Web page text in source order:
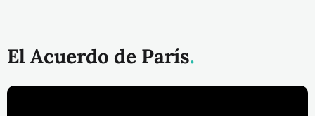
El Acuerdo de París